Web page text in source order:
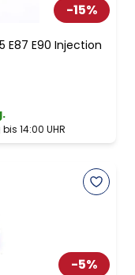
-15%
E87 E90 Injection
14:00 UHR
-5%